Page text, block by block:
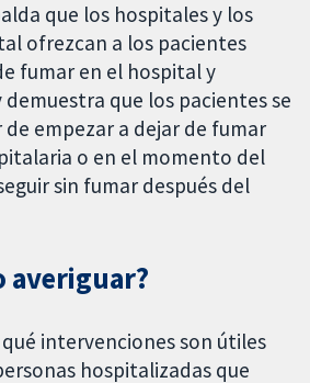
que los hospitales y los
ofrezcan a los pacientes
fumar en el hospital y
que los pacientes se
empezar a dejar de fumar
o en el momento del
sin fumar después del
averiguar?
intervenciones son útiles
hospitalizadas que